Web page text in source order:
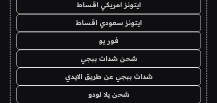
ايتونز امريكي اقساط
ايتونز سعودي اقساط
فور يو
شحن شدات ببجي
شدات ببجي عن طريق الايدي
شحن يلا لودو